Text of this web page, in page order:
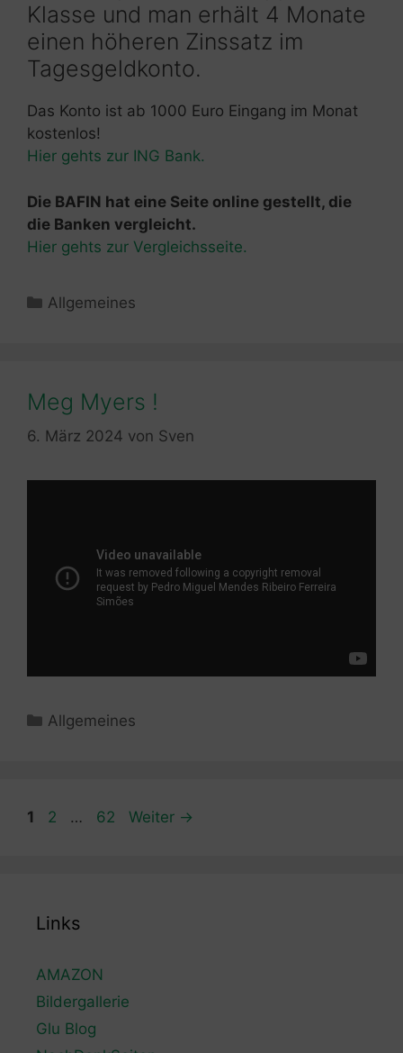
Klasse und man erhält 4 Monate
einen höheren Zinssatz im
Tagesgeldkonto.
Das Konto ist ab 1000 Euro Eingang im Monat
kostenlos!
Hier gehts zur ING Bank.
Die BAFIN hat eine Seite online gestellt, die
die Banken vergleicht.
Hier gehts zur Vergleichsseite.
Kategorien
Allgemeines
Meg Myers !
6. März 2024 von Sven
Kategorien
Allgemeines
Seite
1 Seite
2 … Seite
62 Weiter →
Links
AMAZON
Bildergallerie
Glu Blog